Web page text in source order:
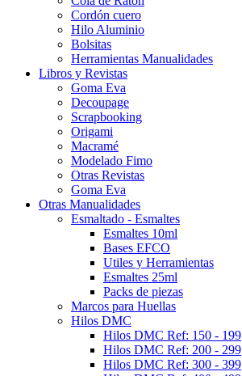
Cordón cuero
Hilo Aluminio
Bolsitas
Herramientas Manualidades
Libros y Revistas
Goma Eva
Decoupage
Scrapbooking
Origami
Macramé
Modelado Fimo
Otras Revistas
Goma Eva
Otras Manualidades
Esmaltado - Esmaltes
Esmaltes 10ml
Bases EFCO
Utiles y Herramientas
Esmaltes 25ml
Packs de piezas
Marcos para Huellas
Hilos DMC
Hilos DMC Ref: 150 - 199
Hilos DMC Ref: 200 - 299
Hilos DMC Ref: 300 - 399